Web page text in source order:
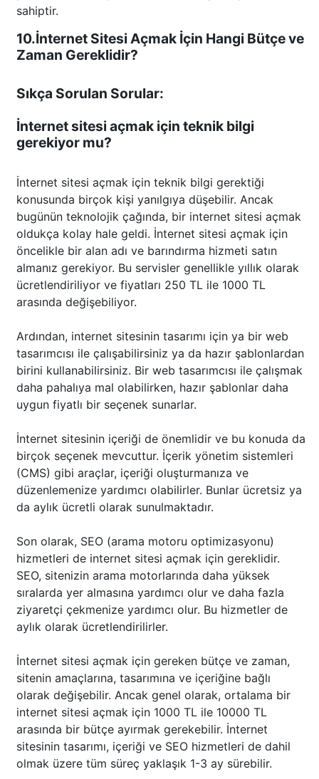
sahiptir.
10.İnternet Sitesi Açmak İçin Hangi Bütçe ve
Zaman Gereklidir?
Sıkça Sorulan Sorular:
İnternet sitesi açmak için teknik bilgi
gerekiyor mu?
İnternet sitesi açmak için teknik bilgi gerektiği
konusunda birçok kişi yanılgıya düşebilir. Ancak
bugünün teknolojik çağında, bir internet sitesi açmak
oldukça kolay hale geldi. İnternet sitesi açmak için
öncelikle bir alan adı ve barındırma hizmeti satın
almanız gerekiyor. Bu servisler genellikle yıllık olarak
ücretlendiriliyor ve fiyatları 250 TL ile 1000 TL
arasında değişebiliyor.
Ardından, internet sitesinin tasarımı için ya bir web
tasarımcısı ile çalışabilirsiniz ya da hazır şablonlardan
birini kullanabilirsiniz. Bir web tasarımcısı ile çalışmak
daha pahalıya mal olabilirken, hazır şablonlar daha
uygun fiyatlı bir seçenek sunarlar.
İnternet sitesinin içeriği de önemlidir ve bu konuda da
birçok seçenek mevcuttur. İçerik yönetim sistemleri
(CMS) gibi araçlar, içeriği oluşturmanıza ve
düzenlemenize yardımcı olabilirler. Bunlar ücretsiz ya
da aylık ücretli olarak sunulmaktadır.
Son olarak, SEO (arama motoru optimizasyonu)
hizmetleri de internet sitesi açmak için gereklidir.
SEO, sitenizin arama motorlarında daha yüksek
sıralarda yer almasına yardımcı olur ve daha fazla
ziyaretçi çekmenize yardımcı olur. Bu hizmetler de
aylık olarak ücretlendirilirler.
İnternet sitesi açmak için gereken bütçe ve zaman,
sitenin amaçlarına, tasarımına ve içeriğine bağlı
olarak değişebilir. Ancak genel olarak, ortalama bir
internet sitesi açmak için 1000 TL ile 10000 TL
arasında bir bütçe ayırmak gerekebilir. İnternet
sitesinin tasarımı, içeriği ve SEO hizmetleri de dahil
olmak üzere tüm süreç yaklaşık 1-3 ay sürebilir.